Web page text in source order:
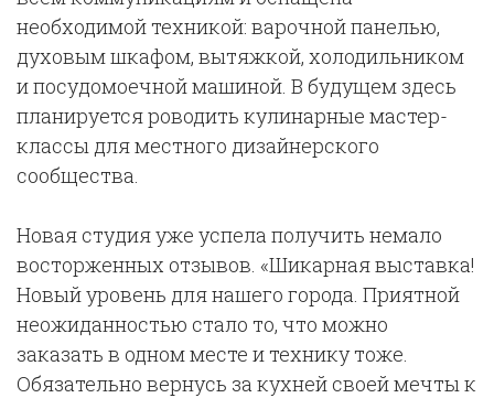
необходимой техникой: варочной панелью,
духовым шкафом, вытяжкой, холодильником
и посудомоечной машиной. В будущем здесь
планируется роводить кулинарные мастер-
классы для местного дизайнерского
сообщества.
Новая студия уже успела получить немало
восторженных отзывов. «Шикарная выставка!
Новый уровень для нашего города. Приятной
неожиданностью стало то, что можно
заказать в одном месте и технику тоже.
Обязательно вернусь за кухней своей мечты к